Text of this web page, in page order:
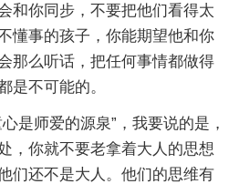
和你同步，不要把他们看得太
懂事的孩子，你能期望他和你
那么听话，把任何事情都做得
是不可能的。
是师爱的源泉”，我要说的是，
，你就不要老拿着大人的思想
们还不是大人。他们的思维有